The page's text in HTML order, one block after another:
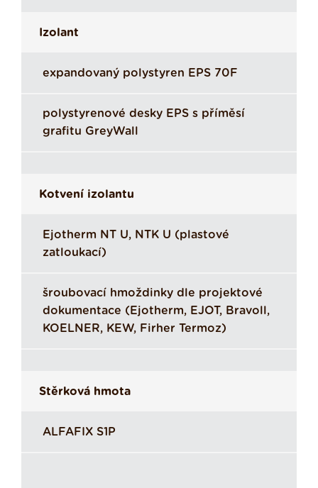
Izolant
expandovaný polystyren EPS 70F
polystyrenové desky EPS s příměsí
grafitu GreyWall
Kotvení izolantu
Ejotherm NT U, NTK U (plastové
zatloukací)
šroubovací hmoždinky dle projektové
dokumentace (Ejotherm, EJOT, Bravoll,
KOELNER, KEW, Firher Termoz)
Stěrková hmota
ALFAFIX S1P